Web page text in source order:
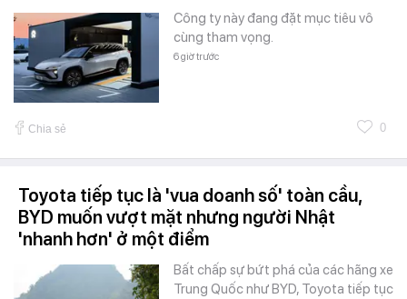
Công ty này đang đặt mục tiêu vô
cùng tham vọng.
6 giờ trước
Chia sẻ 0
Toyota tiếp tục là 'vua doanh số' toàn cầu,
BYD muốn vượt mặt nhưng người Nhật
'nhanh hơn' ở một điểm
Bất chấp sự bứt phá của các hãng xe
Trung Quốc như BYD, Toyota tiếp tục